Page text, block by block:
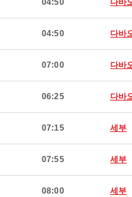
04:50 다바
04:50 다바
07:00 다바
06:25 다바
07:15 세부
07:55 세부
08:00 세부